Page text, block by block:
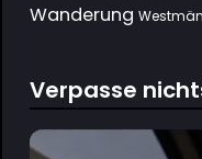
Wanderung
Verpasse